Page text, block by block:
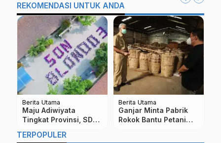
REKOMENDASI UNTUK ANDA
Berita Utama
Maju Adiwiyata
Tingkat Provinsi, SD
Gerakan
Berita Utama
Ganjar Minta Pabrik
Rokok Bantu Petani
TERPOPULER